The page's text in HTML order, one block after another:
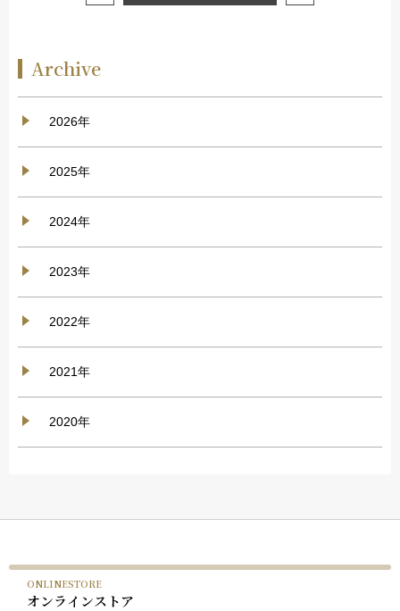
Archive
2026年
2025年
2024年
2023年
2022年
2021年
2020年
ONLINESTORE
オンラインストア